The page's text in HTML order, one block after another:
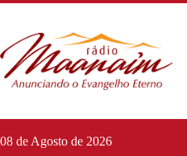
08 de Agosto de 2026